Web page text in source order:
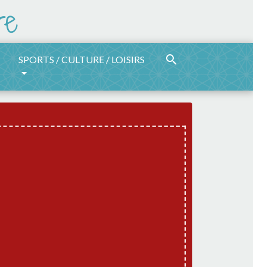
SPORTS / CULTURE / LOISIRS search